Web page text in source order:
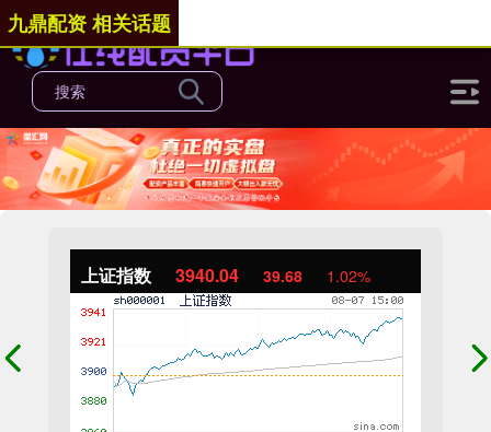
上证指数 3940.04 39.68 1.02%
九鼎配资 相关话题